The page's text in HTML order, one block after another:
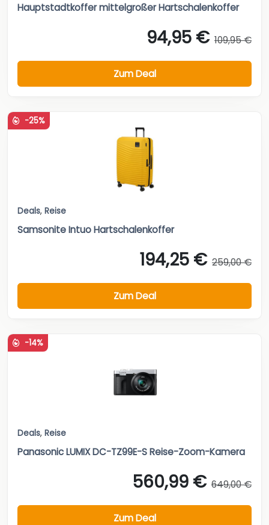
Hauptstadtkoffer mittelgroßer Hartschalenkoffer
94,95 € 109,95 €
Zum Deal
-25%
Deals, Reise
Samsonite Intuo Hartschalenkoffer
194,25 € 259,00 €
Zum Deal
-14%
Deals, Reise
Panasonic LUMIX DC-TZ99E-S Reise-Zoom-Kamera
560,99 € 649,00 €
Zum Deal